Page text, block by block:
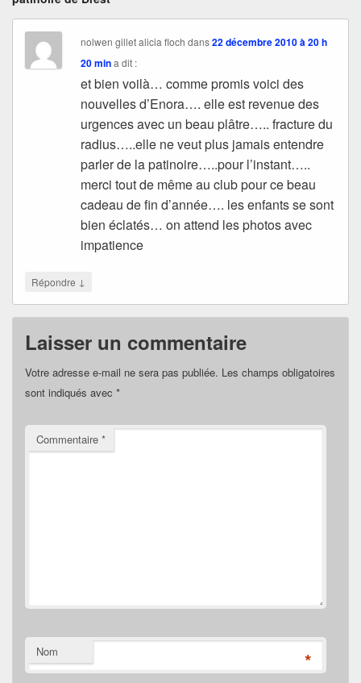
nolwen gillet alicia floch dans22 décembre 2010 à 20 h
20 min a dit :
et bien voilà… comme promis voici des
nouvelles d’Enora…. elle est revenue des
urgences avec un beau plâtre….. fracture du
radius…..elle ne veut plus jamais entendre
parler de la patinoire…..pour l’instant…..
merci tout de même au club pour ce beau
cadeau de fin d’année…. les enfants se sont
bien éclatés… on attend les photos avec
impatience
Répondre ↓
Laisser un commentaire
Votre adresse e-mail ne sera pas publiée. Les champs obligatoires
sont indiqués avec *
Commentaire *
Nom *